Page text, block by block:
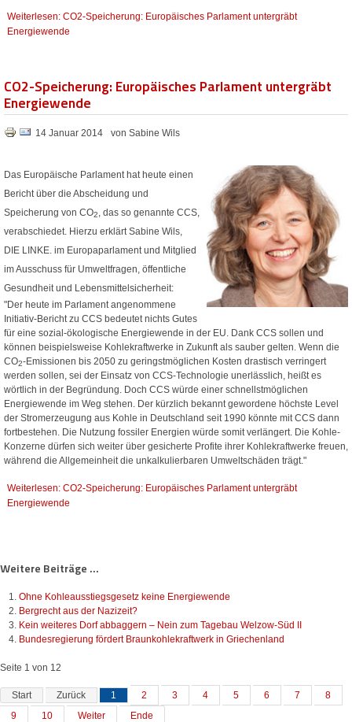
Weiterlesen: CO2-Speicherung: Europäisches Parlament untergräbt
Energiewende
CO2-Speicherung: Europäisches Parlament untergräbt
Energiewende
14 Januar 2014 von Sabine Wils
Das Europäische Parlament hat heute einen
Bericht über die Abscheidung und
Speicherung von CO2
, das so genannte CCS,
verabschiedet. Hierzu erklärt Sabine Wils,
DIE LINKE. im Europaparlament und Mitglied
im Ausschuss für Umweltfragen, öffentliche
Gesundheit und Lebensmittelsicherheit:
"Der heute im Parlament angenommene
Initiativ-Bericht zu CCS bedeutet nichts Gutes
für eine sozial-ökologische Energiewende in der EU. Dank CCS sollen und
können beispielsweise Kohlekraftwerke in Zukunft als sauber gelten. Wenn die
CO2-Emissionen bis 2050 zu geringstmöglichen Kosten drastisch verringert
werden sollen, sei der Einsatz von CCS-Technologie unerlässlich, heißt es
wörtlich in der Begründung. Doch CCS würde einer schnellstmöglichen
Energiewende im Weg stehen. Der kürzlich bekannt gewordene höchste Level
der Stromerzeugung aus Kohle in Deutschland seit 1990 könnte mit CCS dann
fortbestehen. Die Nutzung fossiler Energien würde somit verlängert. Die Kohle-
Konzerne dürfen sich weiter über gesicherte Profite ihrer Kohlekraftwerke freuen,
während die Allgemeinheit die unkalkulierbaren Umweltschäden trägt."
Weiterlesen: CO2-Speicherung: Europäisches Parlament untergräbt
Energiewende
Weitere Beiträge ...
Ohne Kohleausstiegsgesetz keine Energiewende
Bergrecht aus der Nazizeit?
Kein weiteres Dorf abbaggern – Nein zum Tagebau Welzow-Süd II
Bundesregierung fördert Braunkohlekraftwerk in Griechenland
Seite 1 von 12
Start Zurück 1 2 3 4 5 6 7
8
9
10 Weiter Ende